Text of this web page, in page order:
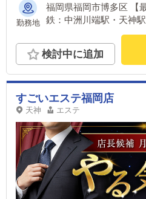
勤務地
福岡県福岡市博多区 【最寄り駅】 JR：博多駅 地下
鉄：中洲川端駅・天神駅
検討中に追加
すごいエステ福岡店
天神 エステ